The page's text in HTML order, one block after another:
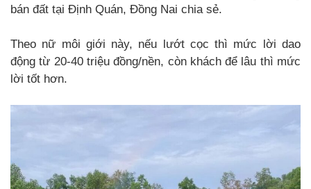
bán đất tại Định Quán, Đồng Nai chia sẻ.
Theo nữ môi giới này, nếu lướt cọc thì mức lời dao
động từ 20-40 triệu đồng/nền, còn khách để lâu thì mức
lời tốt hơn.